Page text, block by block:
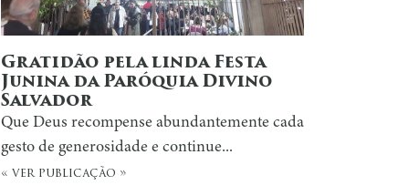
Gratidão pela linda Festa
Junina da Paróquia Divino
Salvador
Que Deus recompense abundantemente cada
gesto de generosidade e continue...
« ver publicação »